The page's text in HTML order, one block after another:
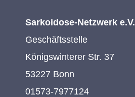
Sarkoidose-Netzwerk e.V.
Geschäftsstelle
Königswinterer Str. 37
53227 Bonn
01573-7977124